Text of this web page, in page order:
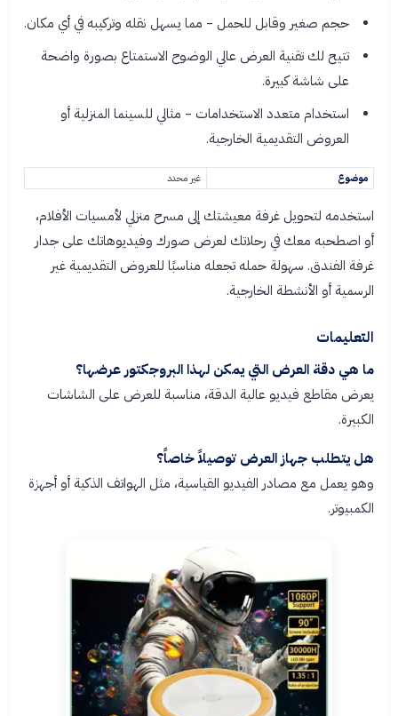
حجم صغير وقابل للحمل - مما يسهل نقله وتركيبه في أي مكان.
تتيح لك تقنية العرض عالي الوضوح الاستمتاع بصورة واضحة
على شاشة كبيرة.
استخدام متعدد الاستخدامات - مثالي للسينما المنزلية أو
العروض التقديمية الخارجية.
موضوع غير محدد
استخدمه لتحويل غرفة معيشتك إلى مسرح منزلي لأمسيات الأفلام،
أو اصطحبه معك في رحلاتك لعرض صورك وفيديوهاتك على جدار
غرفة الفندق. سهولة حمله تجعله مناسبًا للعروض التقديمية غير
الرسمية أو الأنشطة الخارجية.
التعليمات
ما هي دقة العرض التي يمكن لهذا البروجكتور عرضها؟
يعرض مقاطع فيديو عالية الدقة، مناسبة للعرض على الشاشات
الكبيرة.
هل يتطلب جهاز العرض توصيلاً خاصاً؟
وهو يعمل مع مصادر الفيديو القياسية، مثل الهواتف الذكية أو أجهزة
الكمبيوتر.